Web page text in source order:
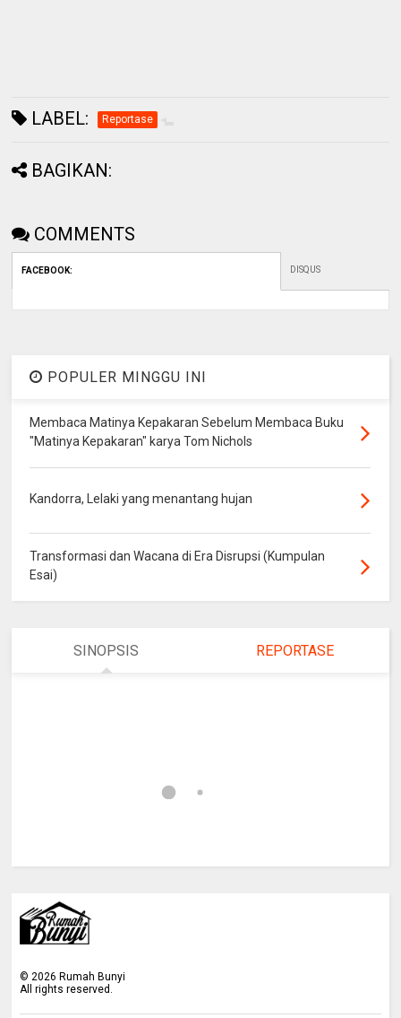
LABEL: Reportase
BAGIKAN:
COMMENTS
FACEBOOK: DISQUS
POPULER MINGGU INI
Membaca Matinya Kepakaran Sebelum Membaca Buku
"Matinya Kepakaran" karya Tom Nichols
Kandorra, Lelaki yang menantang hujan
Transformasi dan Wacana di Era Disrupsi (Kumpulan
Esai)
SINOPSIS REPORTASE
© 2026 Rumah Bunyi
All rights reserved.